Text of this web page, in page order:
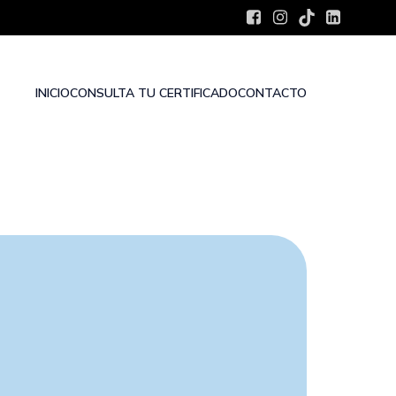
INICIOCONSULTA TU CERTIFICADOCONTACTO